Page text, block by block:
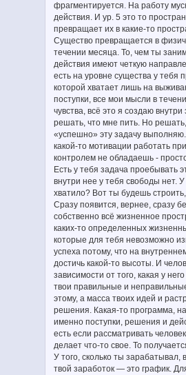
фрагментируется. На работу
действия. И ур. 5 это то
превращает их в какие-то
Существо превращается в
течении месяца. То, чем ты
действия имеют четкую
есть на уровне существа у тебя
которой хватает лишь на
поступки, все мои мысли в
чувства, всё это я создаю
решать, что мне пить. Но
«успешно» эту задачу
какой-то мотивации работать
контролем не обладаешь -
Есть у тебя задача проебывать
внутри нее у тебя свободы нет.
хватило? Вот ты будешь
Сразу появится, вернее, сразу
собственно всё жизненное
каких-то определенных
которые для тебя невозможно
успеха потому, что на
достичь какой-то высоты. И
зависимости от того, какая у
твои правильные и
этому, а масса твоих идей и
решения. Какая-то программа,
именно поступки, решения и
есть если рассматривать
делает что-то свое. То
У того, сколько ты
твой заработок — это график.